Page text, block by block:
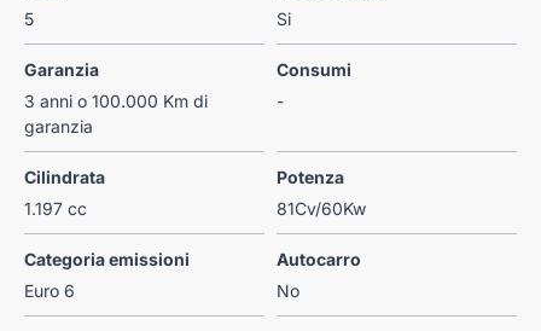
5
Si
Garanzia
3 anni o 100.000 Km di
garanzia
Consumi
-
Cilindrata
1.197 cc
Potenza
81Cv/60Kw
Categoria emissioni
Euro 6
Autocarro
No